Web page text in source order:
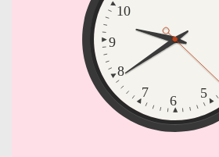
5
6
7
8
9
10